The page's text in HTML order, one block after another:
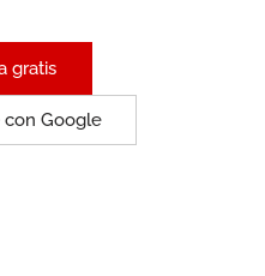
gratis
con Google